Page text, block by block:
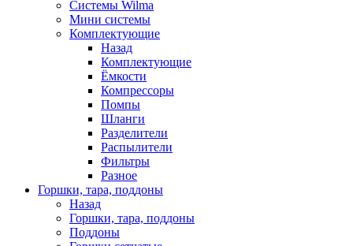
Системы Wilma
Мини системы
Комплектующие
Назад
Комплектующие
Ёмкости
Компрессоры
Помпы
Шланги
Разделители
Распылители
Фильтры
Разное
Горшки, тара, поддоны
Назад
Горшки, тара, поддоны
Поддоны